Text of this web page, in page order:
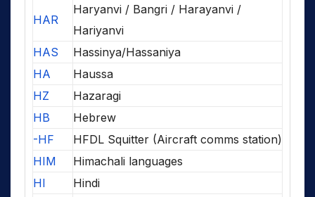
HAR
Haryanvi / Bangri / Harayanvi /
Hariyanvi
HAS
Hassinya/Hassaniya
HA
Haussa
HZ
Hazaragi
HB
Hebrew
-HF
HFDL Squitter (Aircraft comms station)
HIM
Himachali languages
HI
Hindi